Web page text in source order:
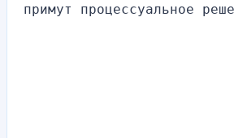
примут процессуальное